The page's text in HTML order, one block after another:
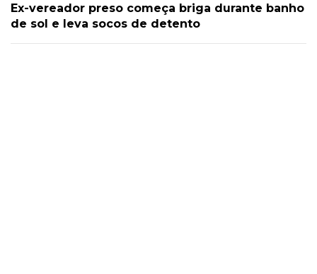
Ex-vereador preso começa briga durante banho
de sol e leva socos de detento